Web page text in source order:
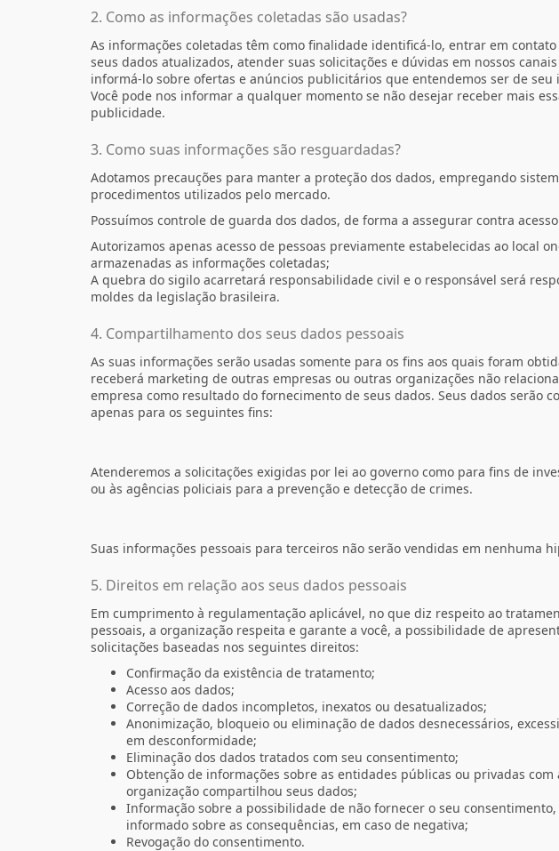
2. Como as informações coletadas são usadas?
As informações coletadas têm como finalidade identificá-lo, entrar em
seus dados atualizados, atender suas solicitações e dúvidas em nossos
informá-lo sobre ofertas e anúncios publicitários que entendemos ser de seu
Você pode nos informar a qualquer momento se não desejar receber mais
publicidade.
3. Como suas informações são resguardadas?
Adotamos precauções para manter a proteção dos dados, empregando
procedimentos utilizados pelo mercado.
Possuímos controle de guarda dos dados, de forma a assegurar contra
Autorizamos apenas acesso de pessoas previamente estabelecidas ao local
armazenadas as informações coletadas;
A quebra do sigilo acarretará responsabilidade civil e o responsável será
moldes da legislação brasileira.
4. Compartilhamento dos seus dados pessoais
As suas informações serão usadas somente para os fins aos quais foram
receberá marketing de outras empresas ou outras organizações não
empresa como resultado do fornecimento de seus dados. Seus dados serão
apenas para os seguintes fins:
Atenderemos a solicitações exigidas por lei ao governo como para fins de
ou às agências policiais para a prevenção e detecção de crimes.
Suas informações pessoais para terceiros não serão vendidas em nenhuma
5. Direitos em relação aos seus dados pessoais
Em cumprimento à regulamentação aplicável, no que diz respeito ao
pessoais, a organização respeita e garante a você, a possibilidade de
solicitações baseadas nos seguintes direitos:
Confirmação da existência de tratamento;
Acesso aos dados;
Correção de dados incompletos, inexatos ou desatualizados;
Anonimização, bloqueio ou eliminação de dados desnecessários,
em desconformidade;
Eliminação dos dados tratados com seu consentimento;
Obtenção de informações sobre as entidades públicas ou privadas com
organização compartilhou seus dados;
Informação sobre a possibilidade de não fornecer o seu
informado sobre as consequências, em caso de negativa;
Revogação do consentimento.